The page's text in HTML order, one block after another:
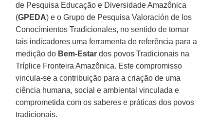
de Pesquisa Educação e Diversidade Amazônica
(GPEDA) e o Grupo de Pesquisa Valoración de los
Conocimientos Tradicionales, no sentido de tornar
tais indicadores uma ferramenta de referência para a
medição do Bem-Estar dos povos Tradicionais na
Tríplice Fronteira Amazônica. Este compromisso
vincula-se a contribuição para a criação de uma
ciência humana, social e ambiental vinculada e
comprometida com os saberes e práticas dos povos
tradicionais.